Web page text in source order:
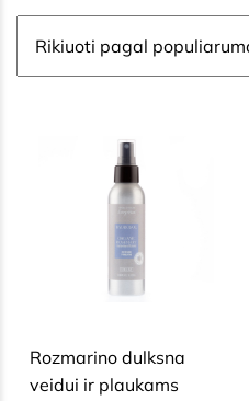
Rozmarino dulksna
veidui ir plaukams